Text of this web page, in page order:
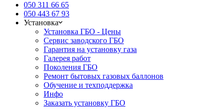
050 311 66 65
050 443 67 93
Установка
Установка ГБО - Цены
Сервис заводского ГБО
Гарантия на установку газа
Галерея работ
Поколения ГБО
Ремонт бытовых газовых баллонов
Обучение и техподдержка
Инфо
Заказать установку ГБО